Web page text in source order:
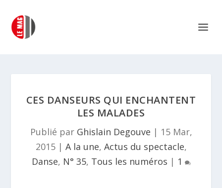
CES DANSEURS QUI ENCHANTENT
LES MALADES
Publié par Ghislain Degouve | 15 Mar,
2015| A la une, Actus du spectacle,
Danse, N° 35, Tous les numéros | 1